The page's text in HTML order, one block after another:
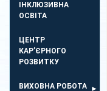
ІНКЛЮЗИВНА
ОСВІТА
ЦЕНТР
КАР’ЄРНОГО
РОЗВИТКУ
ВИХОВНА РОБОТА